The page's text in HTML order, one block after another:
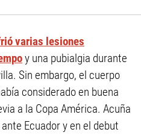
varias lesiones
y una pubialgia durante
Sin embargo, el cuerpo
considerado en buena
a la Copa América. Acuña
Ecuador y en el debut